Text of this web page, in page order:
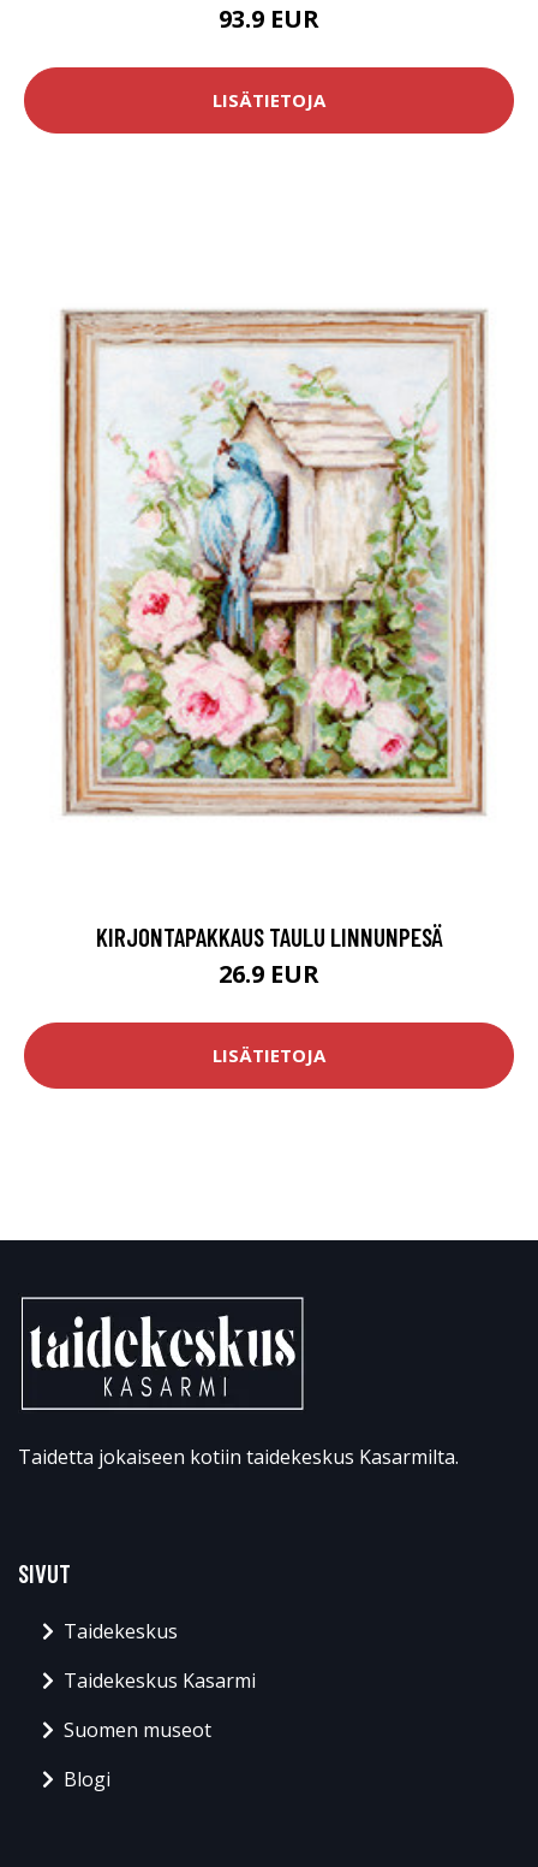
93.9 EUR
LISÄTIETOJA
KIRJONTAPAKKAUS TAULU LINNUNPESÄ
26.9 EUR
LISÄTIETOJA
Taidetta jokaiseen kotiin taidekeskus Kasarmilta.
SIVUT
Taidekeskus
Taidekeskus Kasarmi
Suomen museot
Blogi